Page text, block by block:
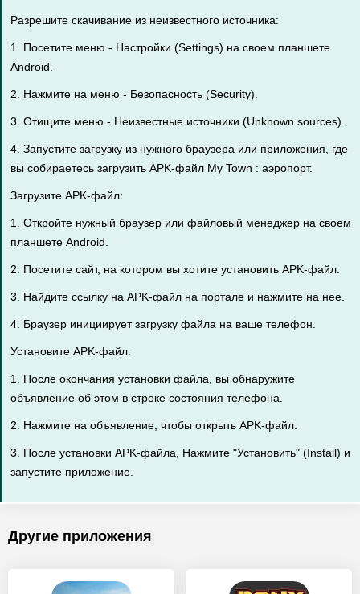
Разрешите скачивание из неизвестного источника:
1. Посетите меню - Настройки (Settings) на своем планшете
Android.
2. Нажмите на меню - Безопасность (Security).
3. Отищите меню - Неизвестные источники (Unknown sources).
4. Запустите загрузку из нужного браузера или приложения, где
вы собираетесь загрузить APK-файл My Town : аэропорт.
Загрузите APK-файл:
1. Откройте нужный браузер или файловый менеджер на своем
планшете Android.
2. Посетите сайт, на котором вы хотите установить APK-файл.
3. Найдите ссылку на APK-файл на портале и нажмите на нее.
4. Браузер инициирует загрузку файла на ваше телефон.
Установите APK-файл:
1. После окончания установки файла, вы обнаружите
объявление об этом в строке состояния телефона.
2. Нажмите на объявление, чтобы открыть APK-файл.
3. После установки APK-файла, Нажмите "Установить" (Install) и
запустите приложение.
Другие приложения